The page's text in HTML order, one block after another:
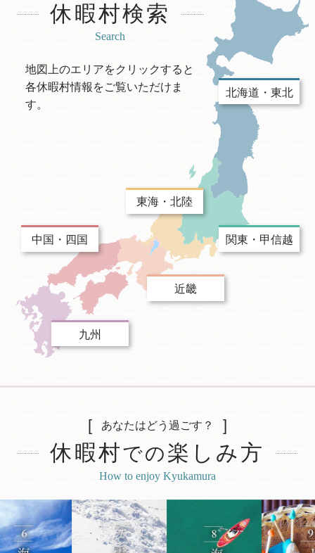
休暇村検索
Search
地図上のエリアをクリックすると
各休暇村情報をご覧いただけま
す。
北海道・東北
関東・甲信越
東海・北陸
近畿
中国・四国
九州
あなたはどう過ごす？
休暇村での楽しみ方
How to enjoy Kyukamura